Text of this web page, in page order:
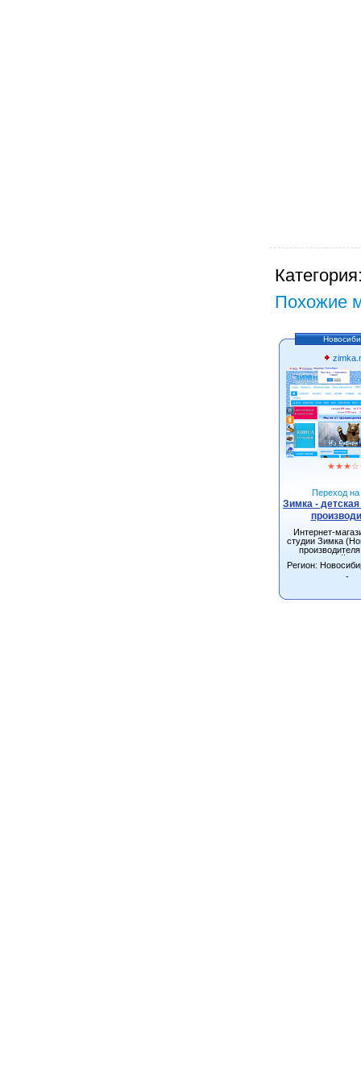
Похожие
★★★☆
Переход на
Зимка -
Интернет-
студии Зимка
детской
Регион:
-